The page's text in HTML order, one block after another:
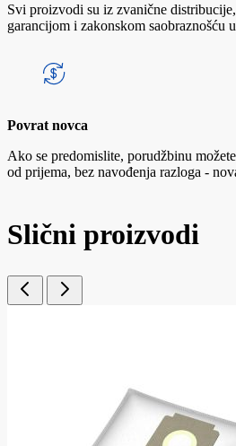
Svi proizvodi su iz zvanične
garancijom i zakonskom saobraznošću
Povrat novca
Ako se predomislite, porudžbinu
od prijema, bez navođenja razloga -
Slični proizvodi